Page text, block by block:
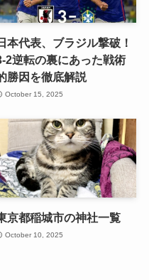
本代表、ブラジル撃破！
2逆転の裏にあった戦術
勝因を徹底解説
October 15, 2025
京都稲城市の神社一覧
October 10, 2025